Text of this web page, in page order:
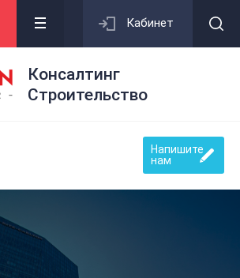
Кабинет
Консалтинг
Строительство
Напишите
нам